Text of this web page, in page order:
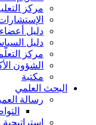
مركز
دليل أعضاء
دليل
مركز
الشؤون
مكتبة
البحث العلمي
رسالة